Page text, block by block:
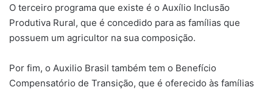
O terceiro programa que existe é o Auxílio Inclusão
Produtiva Rural, que é concedido para as famílias que
possuem um agricultor na sua composição.
Por fim, o Auxilio Brasil também tem o Benefício
Compensatório de Transição, que é oferecido às famílias